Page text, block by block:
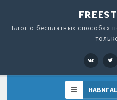
Блог о бесплатных способах
VK